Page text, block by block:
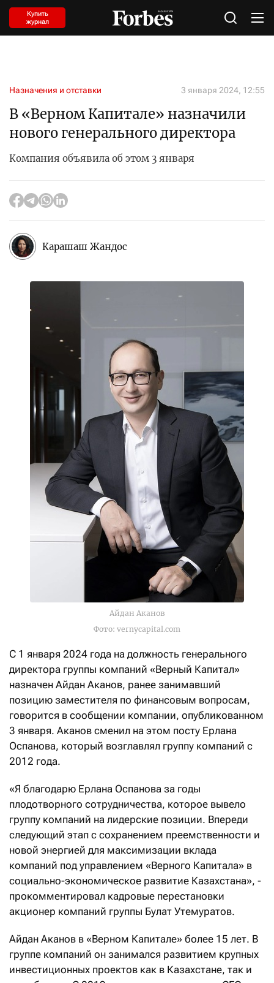
Купить
журнал
Назначения и отставки 3 января 2024, 12:55
В «Верном Капитале» назначили
нового генерального директора
Компания объявила об этом 3 января
Карашаш Жандос
Айдан Аканов
Фото: vernycapital.com
С 1 января 2024 года на должность генерального
директора группы компаний «Верный Капитал»
назначен Айдан Аканов, ранее занимавший
позицию заместителя по финансовым вопросам,
говорится в сообщении компании, опубликованном
3 января. Аканов сменил на этом посту Ерлана
Оспанова, который возглавлял группу компаний с
2012 года.
«Я благодарю Ерлана Оспанова за годы
плодотворного сотрудничества, которое вывело
группу компаний на лидерские позиции. Впереди
следующий этап с сохранением преемственности и
новой энергией для максимизации вклада
компаний под управлением «Верного Капитала» в
социально-экономическое развитие Казахстана», -
прокомментировал кадровые перестановки
акционер компаний группы Булат Утемуратов.
Айдан Аканов в «Верном Капитале» более 15 лет. В
группе компаний он занимался развитием крупных
инвестиционных проектов как в Казахстане, так и